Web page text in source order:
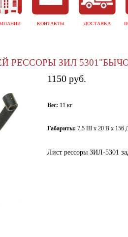
КОНТАКТЫ ДОСТАВКА
РЕССОРЫ ЗИЛ
1150 руб.
Вес: 11 кг
Габариты: 7,5 Ш х 20 В х 156
Лист рессоры ЗИЛ-5301